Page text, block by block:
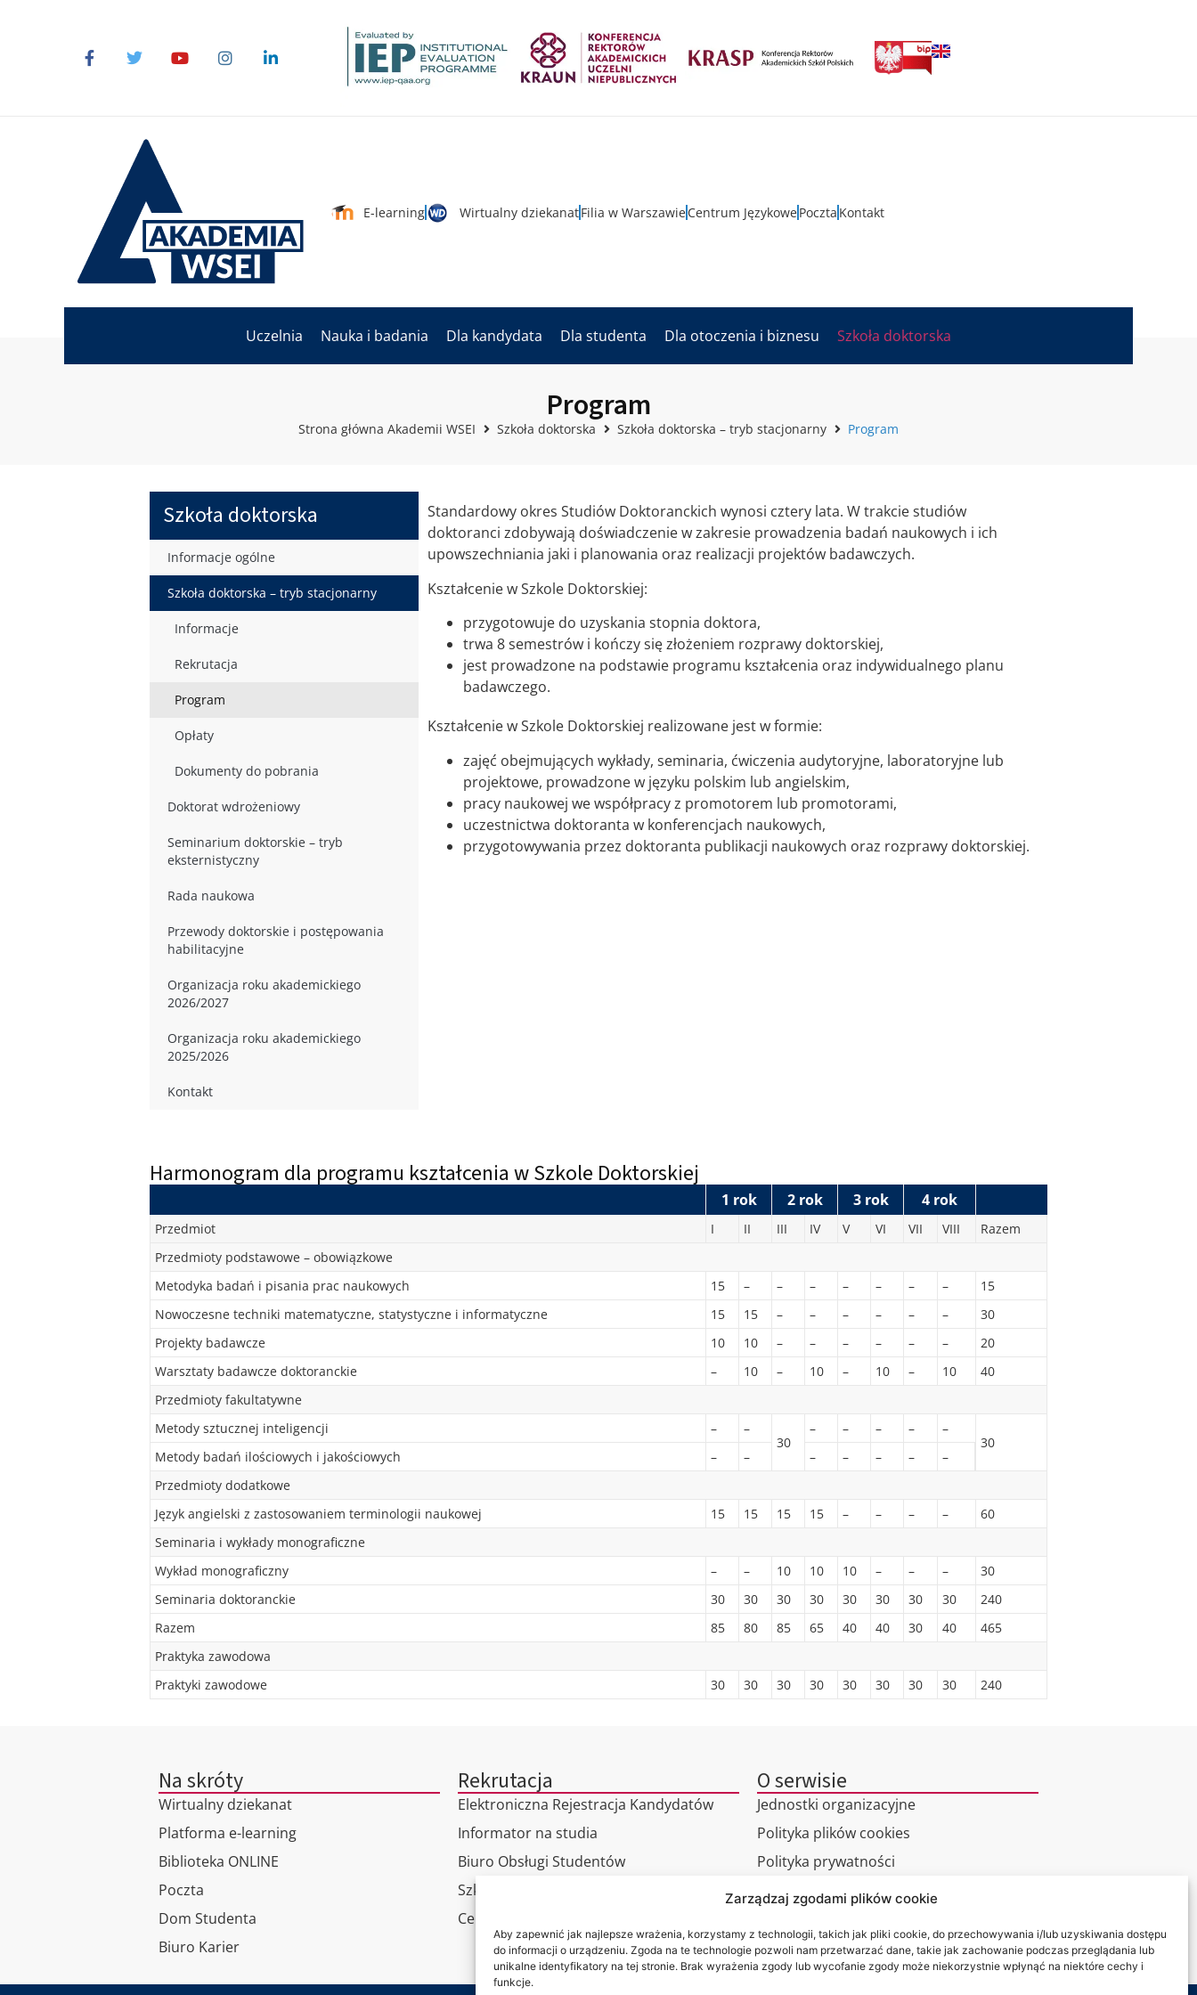
Zarządzaj zgodami plików cookie
Aby zapewnić jak najlepsze wrażenia, korzystamy z technologii, takich jak pliki cookie, do przechowywania i/lub uzyskiwania dostępu
do informacji o urządzeniu. Zgoda na te technologie pozwoli nam przetwarzać dane, takie jak zachowanie podczas przeglądania lub
unikalne identyfikatory na tej stronie. Brak wyrażenia zgody lub wycofanie zgody może niekorzystnie wpłynąć na niektóre cechy i
funkcje.
E-learning Wirtualny dziekanatFilia w WarszawieCentrum JęzykowePoczta Kontakt
Uczelnia Nauka i badania Dla kandydata Dla studenta Dla otoczenia i biznesu Szkoła doktorska
Program
Strona główna Akademii WSEI Szkoła doktorska Szkoła doktorska – tryb stacjonarny Program
Szkoła doktorska
Informacje ogólne
Szkoła doktorska – tryb stacjonarny
Informacje
Rekrutacja
Program
Opłaty
Dokumenty do pobrania
Doktorat wdrożeniowy
Seminarium doktorskie – tryb
eksternistyczny
Rada naukowa
Przewody doktorskie i postępowania
habilitacyjne
Organizacja roku akademickiego
2026/2027
Organizacja roku akademickiego
2025/2026
Kontakt
Standardowy okres Studiów Doktoranckich wynosi cztery lata. W trakcie studiów
doktoranci zdobywają doświadczenie w zakresie prowadzenia badań naukowych i ich
upowszechniania jaki i planowania oraz realizacji projektów badawczych.
Kształcenie w Szkole Doktorskiej:
przygotowuje do uzyskania stopnia doktora,
trwa 8 semestrów i kończy się złożeniem rozprawy doktorskiej,
jest prowadzone na podstawie programu kształcenia oraz indywidualnego planu
badawczego.
Kształcenie w Szkole Doktorskiej realizowane jest w formie:
zajęć obejmujących wykłady, seminaria, ćwiczenia audytoryjne, laboratoryjne lub
projektowe, prowadzone w języku polskim lub angielskim,
pracy naukowej we współpracy z promotorem lub promotorami,
uczestnictwa doktoranta w konferencjach naukowych,
przygotowywania przez doktoranta publikacji naukowych oraz rozprawy doktorskiej.
Harmonogram dla programu kształcenia w Szkole Doktorskiej
1 rok 2 rok 3 rok 4 rok
Przedmiot I II III IV V VI VII VIII
Razem
Przedmioty podstawowe – obowiązkowe
Metodyka badań i pisania prac naukowych
15 – – – – – – –
15
Nowoczesne techniki matematyczne, statystyczne i informatyczne
15 15 – – – – – –
30
Projekty badawcze
10 10 – – – – – –
20
Warsztaty badawcze doktoranckie
– 10 – 10 – 10 – 10
40
Przedmioty fakultatywne
Metody sztucznej inteligencji
–
–
30
– – – –
–
30
Metody badań ilościowych i jakościowych
– – – – – –
–
Przedmioty dodatkowe
Język angielski z zastosowaniem terminologii naukowej
15 15 15 15 – – – –
60
Seminaria i wykłady monograficzne
Wykład monograficzny
– – 10 10 10 – – –
30
Seminaria doktoranckie
30 30 30 30 30 30 30 30
240
Razem
85 80 85 65 40 40 30 40
465
Praktyka zawodowa
Praktyki zawodowe
30 30 30 30 30 30 30 30 240
Na skróty
Wirtualny dziekanat
Platforma e-learning
Biblioteka ONLINE
Poczta
Dom Studenta
Biuro Karier
Rekrutacja
Elektroniczna Rejestracja Kandydatów
Informator na studia
Biuro Obsługi Studentów
Szkoła Doktorska
Centrum Studiów Podyplomowych
O serwisie
Jednostki organizacyjne
Polityka plików cookies
Polityka prywatności
RODO
Kontakt